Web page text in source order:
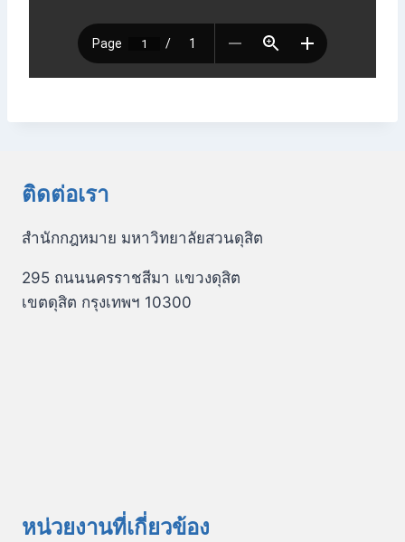
ติดต่อเรา
สำนักกฎหมาย มหาวิทยาลัยสวนดุสิต
295 ถนนนครราชสีมา แขวงดุสิต
เขตดุสิต กรุงเทพฯ 10300
หน่วยงานที่เกี่ยวข้อง